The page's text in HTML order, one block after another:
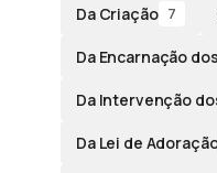
Da Criação 7
Da Encarnação
Da Intervenção
Da Lei de Adoração